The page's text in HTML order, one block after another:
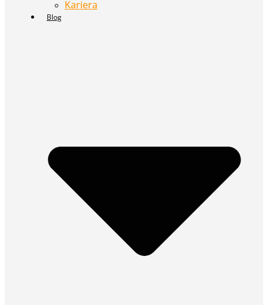
Kariera
Blog